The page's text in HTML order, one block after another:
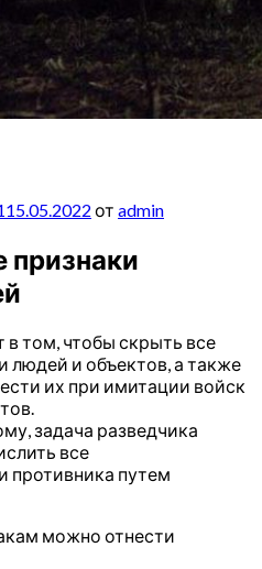
15.05.2022 от admin
том, чтобы скрыть все
и объектов, а также
их при имитации войск
задача разведчика
все
противника путем
можно отнести